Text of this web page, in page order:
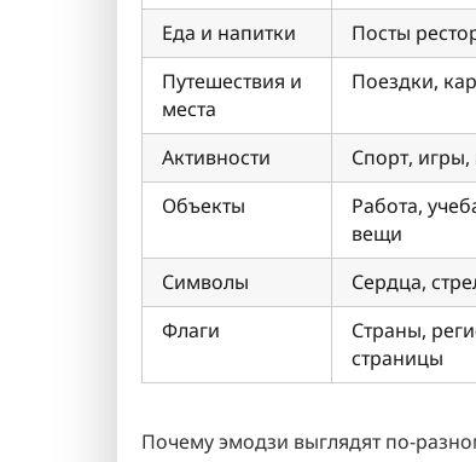
Еда и напитки
Посты
Путешествия и
места
Поездки,
Активности
Спорт,
Объекты
Работа,
вещи
Символы
Сердца,
Флаги
Страны,
страницы
Почему эмодзи выглядят по-